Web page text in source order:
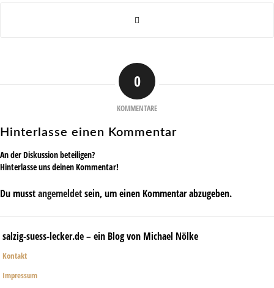
0
KOMMENTARE
Hinterlasse einen Kommentar
An der Diskussion beteiligen?
Hinterlasse uns deinen Kommentar!
Du musstangemeldetsein, um einen Kommentar abzugeben.
salzig-suess-lecker.de – ein Blog von Michael Nölke
Kontakt
Impressum